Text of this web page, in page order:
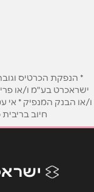
שם מלא
* הנפקת הכרטיס
ישראכרט בע"מ ו/או
ו/או הבנק המנפיק * אי
חיוב